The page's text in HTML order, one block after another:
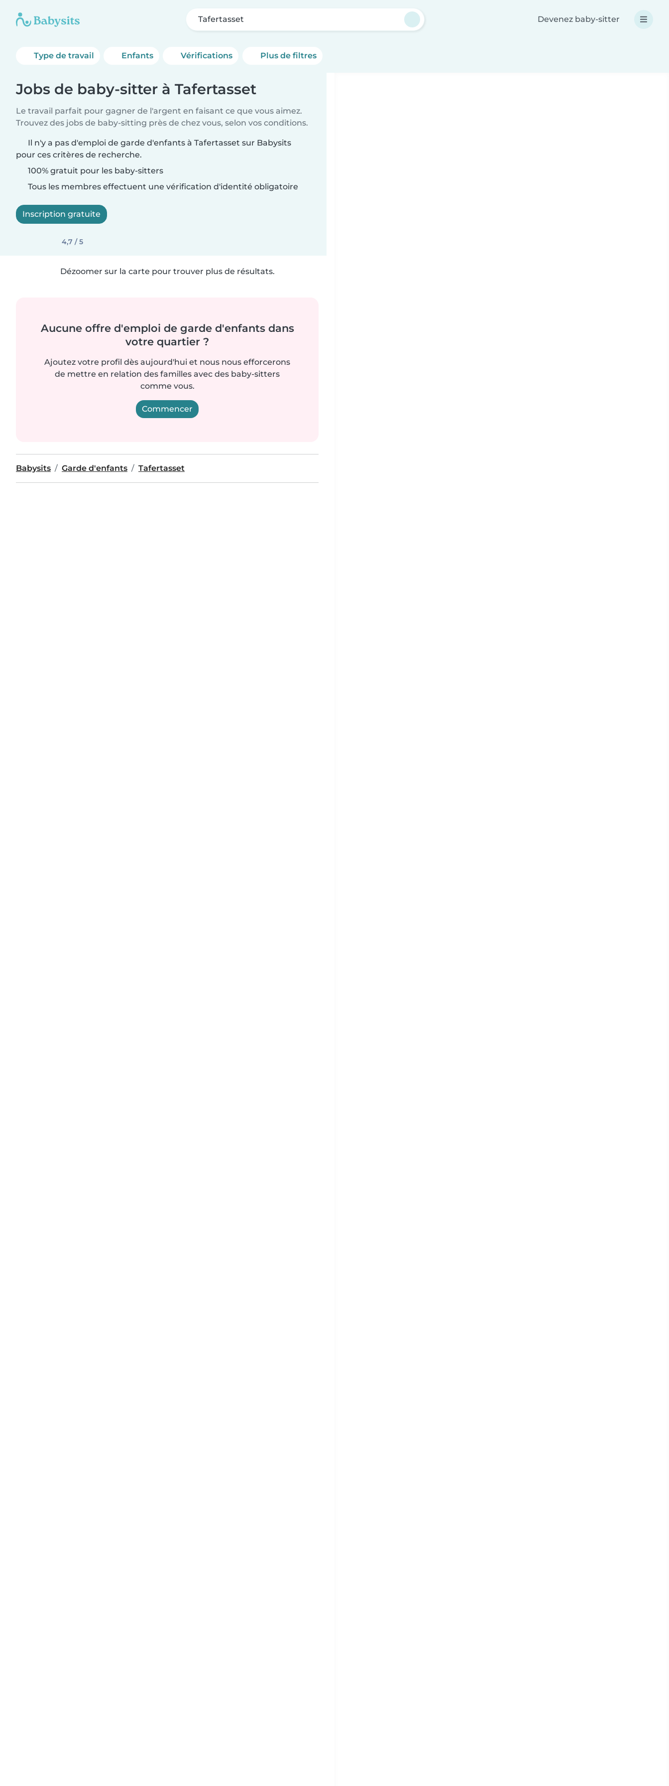
Tafertasset Devenez baby-sitter
Type de travail Enfants Vérifications Plus de filtres
Jobs de baby-sitter à Tafertasset
Le travail parfait pour gagner de l'argent en faisant ce que vous aimez.
Trouvez des jobs de baby-sitting près de chez vous, selon vos conditions.
Il n'y a pas d'emploi de garde d'enfants à Tafertasset sur Babysits
pour ces critères de recherche.
100% gratuit pour les baby-sitters
Tous les membres effectuent une vérification d'identité obligatoire
Inscription gratuite
4,7 / 5
Dézoomer sur la carte pour trouver plus de résultats.
Aucune offre d'emploi de garde d'enfants dans
votre quartier ?
Ajoutez votre profil dès aujourd'hui et nous nous efforcerons
de mettre en relation des familles avec des baby-sitters
comme vous.
Commencer
Babysits Garde d'enfants Tafertasset